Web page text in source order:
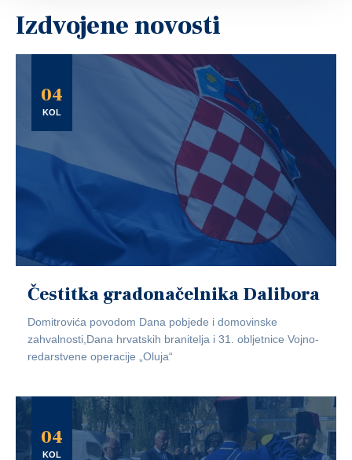
Izdvojene novosti
04
KOL
Čestitka gradonačelnika Dalibora
Domitrovića povodom Dana pobjede i domovinske
zahvalnosti,Dana hrvatskih branitelja i 31. obljetnice Vojno-
redarstvene operacije „Oluja“
04
KOL